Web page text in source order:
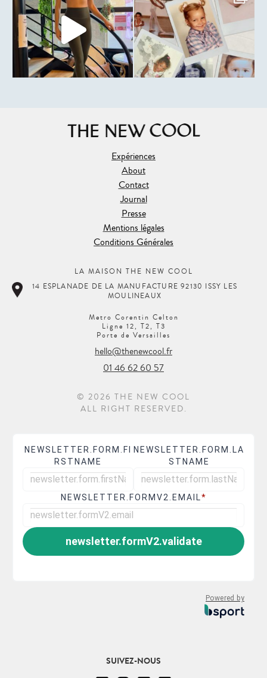
Expériences
About
Contact
Journal
Presse
Mentions légales
Conditions Générales
LA MAISON THE NEW COOL
14 ESPLANADE DE LA MANUFACTURE 92130 ISSY LES
MOULINEAUX
Metro Corentin Celton
Ligne 12, T2, T3
Porte de Versailles
hello@thenewcool.fr
01 46 62 60 57
© 2026 THE NEW COOL
ALL RIGHT RESERVED.
NEWSLETTER.FORM.FI
RSTNAME
NEWSLETTER.FORM.LA
STNAME
NEWSLETTER.FORMV2.EMAIL*
newsletter.formV2.validate
Powered by